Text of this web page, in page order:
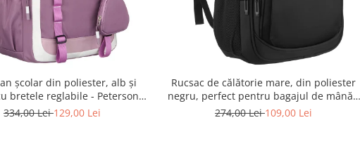
școlar din poliester, alb și
bretele reglabile - Peterson
PTN 8603-1303 PURPLE
334,00 Lei129,00 Lei
Rucsac de călătorie mare, din poliester
negru, perfect pentru bagajul de mână -
Rovicky PTR-R-BHX-05-1020 BLACK
274,00 Lei109,00 Lei